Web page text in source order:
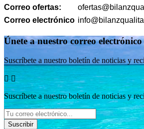
Correo ofertas:
Correo electrónico info@
Únete a nuestro correo electrónico
Suscríbete a nuestro boletín de noticias y
 
Suscríbete a nuestro boletín de noticias y
Suscribir